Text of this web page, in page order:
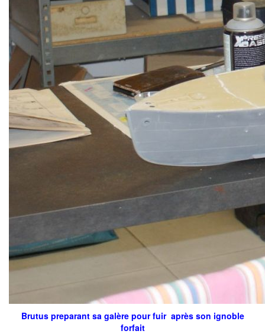
Brutus preparant sa galère pour fuir après son ignoble
forfait